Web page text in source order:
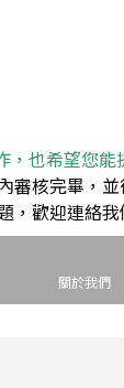
，也希望您能
審核完畢，
，歡迎連絡我
關於我們